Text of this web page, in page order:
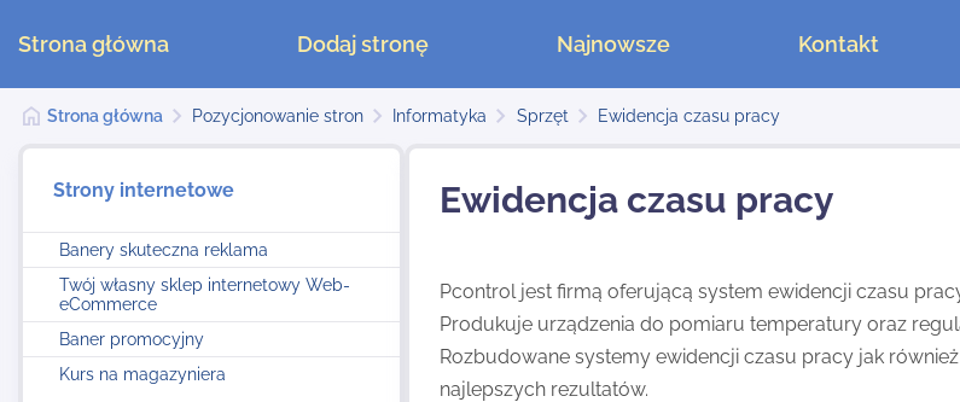
Strona główna Dodaj stronę Najnowsze Kontakt
Strona główna Pozycjonowanie stron Informatyka Sprzęt Ewidencja czasu pracy
Strony internetowe
Banery skuteczna reklama
Twój własny sklep internetowy Web-
eCommerce
Baner promocyjny
Kurs na magazyniera
Ewidencja czasu pracy
Pcontrol jest firmą oferującą system ewidencji czasu
Produkuje urządzenia do pomiaru temperatury oraz
Rozbudowane systemy ewidencji czasu pracy jak
najlepszych rezultatów.